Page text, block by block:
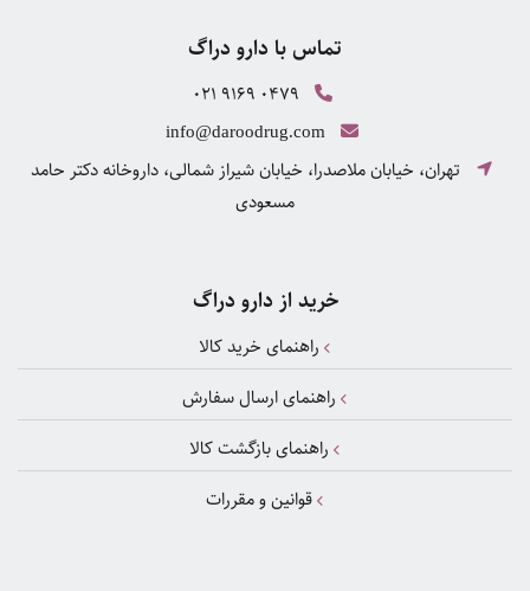
تماس با دارو دراگ
021 9169 0479
info@daroodrug.com
تهران، خیابان ملاصدرا، خیابان شیراز شمالی، داروخانه دکتر حامد
مسعودی
خرید از دارو دراگ
راهنمای خرید کالا
راهنمای ارسال سفارش
راهنمای بازگشت کالا
قوانین و مقررات